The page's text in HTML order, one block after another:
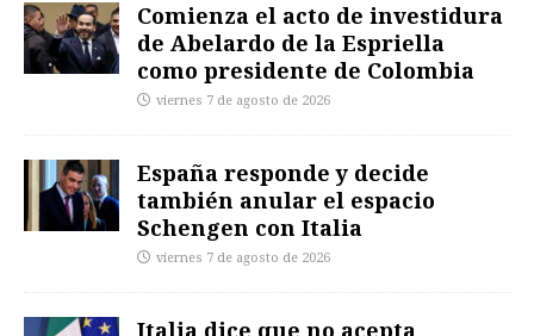
Comienza el acto de investidura
de Abelardo de la Espriella
como presidente de Colombia
viernes 7 de agosto de 2026
España responde y decide
también anular el espacio
Schengen con Italia
viernes 7 de agosto de 2026
Italia dice que no acepta